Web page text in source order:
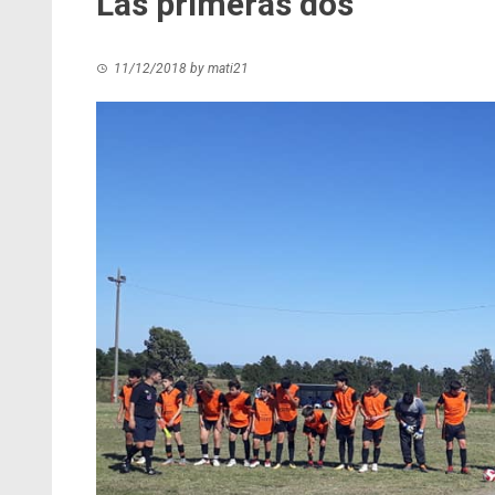
11/12/2018 by mati21